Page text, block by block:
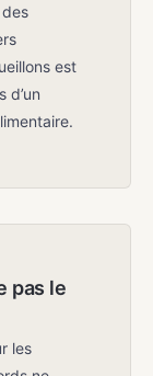
est
d’un
pas le
les